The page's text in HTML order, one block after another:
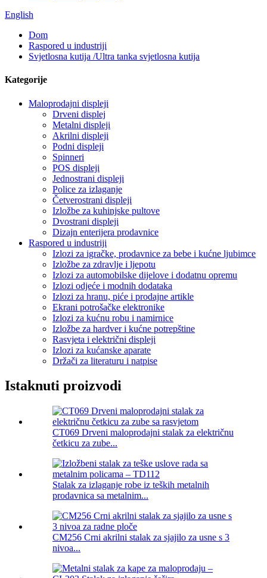
English
Dom
Raspored u industriji
Svjetlosna kutija /Ultra tanka svjetlosna kutija
Kategorije
Maloprodajni displeji
Drveni displej
Metalni displeji
Akrilni displeji
Podni displeji
Spinneri
POS displeji
Jednostrani displeji
Police za izlaganje
Četverostrani displeji
Izložbe za kuhinjske pultove
Dvostrani displeji
Dizajn enterijera prodavnice
Raspored u industriji
Izlozi za igračke, prodavnice za bebe i kućne ljubimce
Izložbe za zdravlje i ljepotu
Izlozi za automobilske dijelove i dodatnu opremu
Izlozi odjeće i modnih dodataka
Izlozi za hranu, piće i prodajne artikle
Ekrani potrošačke elektronike
Izlozi za kućnu robu i namirnice
Izložbe za hardver i kućne potrepštine
Rasvjeta i električni displeji
Izlozi za kućanske aparate
Držači za literaturu i natpise
Istaknuti proizvodi
CT069 Drveni maloprodajni stalak za električnu
četkicu za zube...
Stalak za izlaganje robe iz teških metalnih
prodavnica sa metalnim...
CM256 Crni akrilni stalak za sjajilo za usne s 3
nivoa...